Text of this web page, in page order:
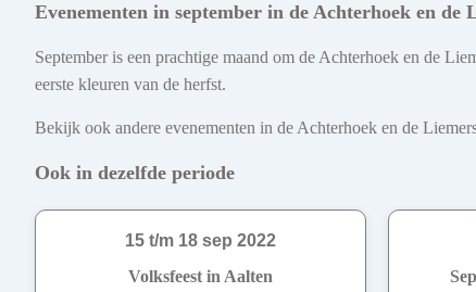
Evenementen in september in de Achterhoek en de
September is een prachtige maand om de Achterhoek en de
eerste kleuren van de herfst.
Bekijk ook andere evenementen in de Achterhoek en de
Ook in dezelfde periode
15 t/m 18 sep 2022
Volksfeest in Aalten